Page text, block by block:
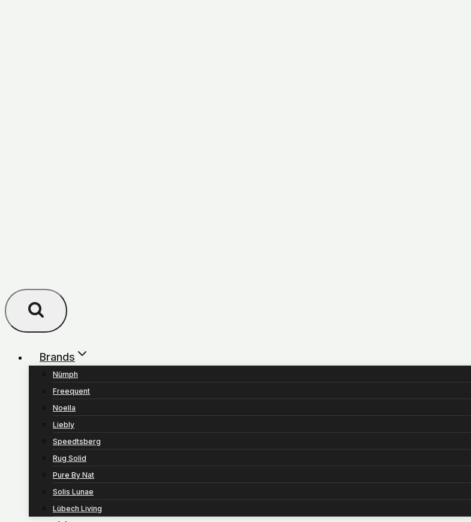
Brands
Nümph
Freequent
Noella
Liebly
Speedtsberg
Rug Solid
Pure By Nat
Solis Lunae
Lübech Living